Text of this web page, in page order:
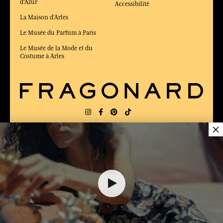
d'Azur
La Maison d'Arles
Le Musée du Parfum à Paris
Le Musée de la Mode et du
Costume à Arles
Accessibilité
FR
ÉLU MEILLEUR SITE DE COMMERCE
en ligne 2025 par le magazine Capital
×